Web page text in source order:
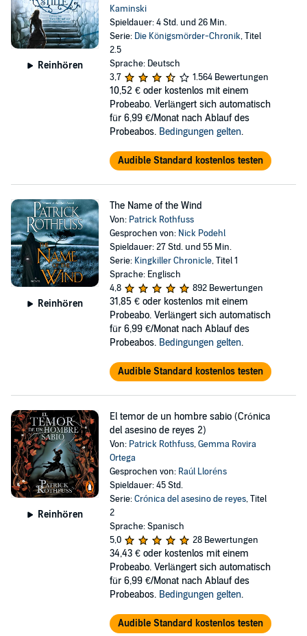
Reinhören
Kaminski
Spieldauer: 4 Std. und 26 Min.
Serie: Die Königsmörder-Chronik, Titel
2.5
Sprache: Deutsch
3,7
1.564 Bewertungen
10,52 € oder kostenlos mit einem
Probeabo. Verlängert sich automatisch
für 6,99 €/Monat nach Ablauf des
Probeabos. Bedingungen gelten.
Audible Standard kostenlos testen
Reinhören
The Name of the Wind
Von: Patrick Rothfuss
Gesprochen von: Nick Podehl
Spieldauer: 27 Std. und 55 Min.
Serie: Kingkiller Chronicle, Titel 1
Sprache: Englisch
4,8
892 Bewertungen
31,85 € oder kostenlos mit einem
Probeabo. Verlängert sich automatisch
für 6,99 €/Monat nach Ablauf des
Probeabos. Bedingungen gelten.
Audible Standard kostenlos testen
Reinhören
El temor de un hombre sabio (Crónica
del asesino de reyes 2)
Von: Patrick Rothfuss,Gemma Rovira
Ortega
Gesprochen von: Raúl Lloréns
Spieldauer: 45 Std.
Serie:Crónica del asesino de reyes, Titel
2
Sprache: Spanisch
5,0
28 Bewertungen
34,43 € oder kostenlos mit einem
Probeabo. Verlängert sich automatisch
für 6,99 €/Monat nach Ablauf des
Probeabos. Bedingungen gelten.
Audible Standard kostenlos testen